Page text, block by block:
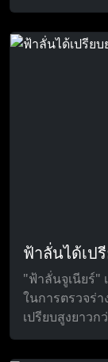
ฟ้าลั่นได้เป
"ฟ้าลั่นจูเนียร์"
ในการตรวจร่
เปรียบสูงยาว